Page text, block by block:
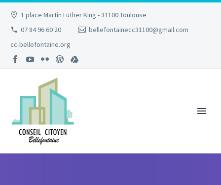
1 place Martin Luther King - 31100 Toulouse
07 84 96 60 20
bellefontainecc31100@gmail.com
cc-bellefontaine.org